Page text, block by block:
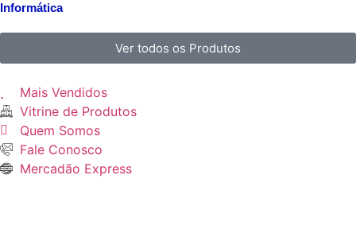
Informática
Ver todos os Produtos
Mais Vendidos
Vitrine de Produtos
Quem Somos
Fale Conosco
Mercadão Express